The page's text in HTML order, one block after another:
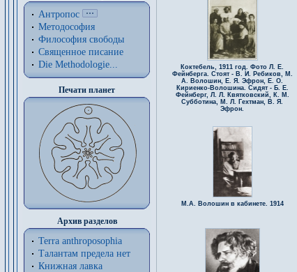
Антропос
Методософия
Философия cвободы
Священное писание
Die Methodologie...
Печати планет
Архив разделов
Terra anthroposophia
Талантам предела нет
Книжная лавка
Коктебель, 1911 год. Фото Л. Е.
Фейнберга. Стоят - В. И. Ребиков, М.
А. Волошин, Е. Я. Эфрон, Е. О.
Кириенко-Волошина. Сидят - Б. Е.
Фейнберг, Л. Л. Квятковский, К. М.
Субботина, М. Л. Гехтман, В. Я.
Эфрон.
М.А. Волошин в кабинете. 1914